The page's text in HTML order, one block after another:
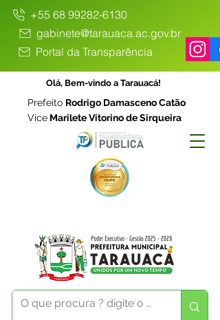
+55 68 99282-6130
gabinete@tarauaca.ac.gov.br
Portal da Transparência
Olá, Bem-vindo a Tarauacá!
Prefeito Rodrigo Damasceno Catão
Vice Marilete Vitorino de Sirqueira